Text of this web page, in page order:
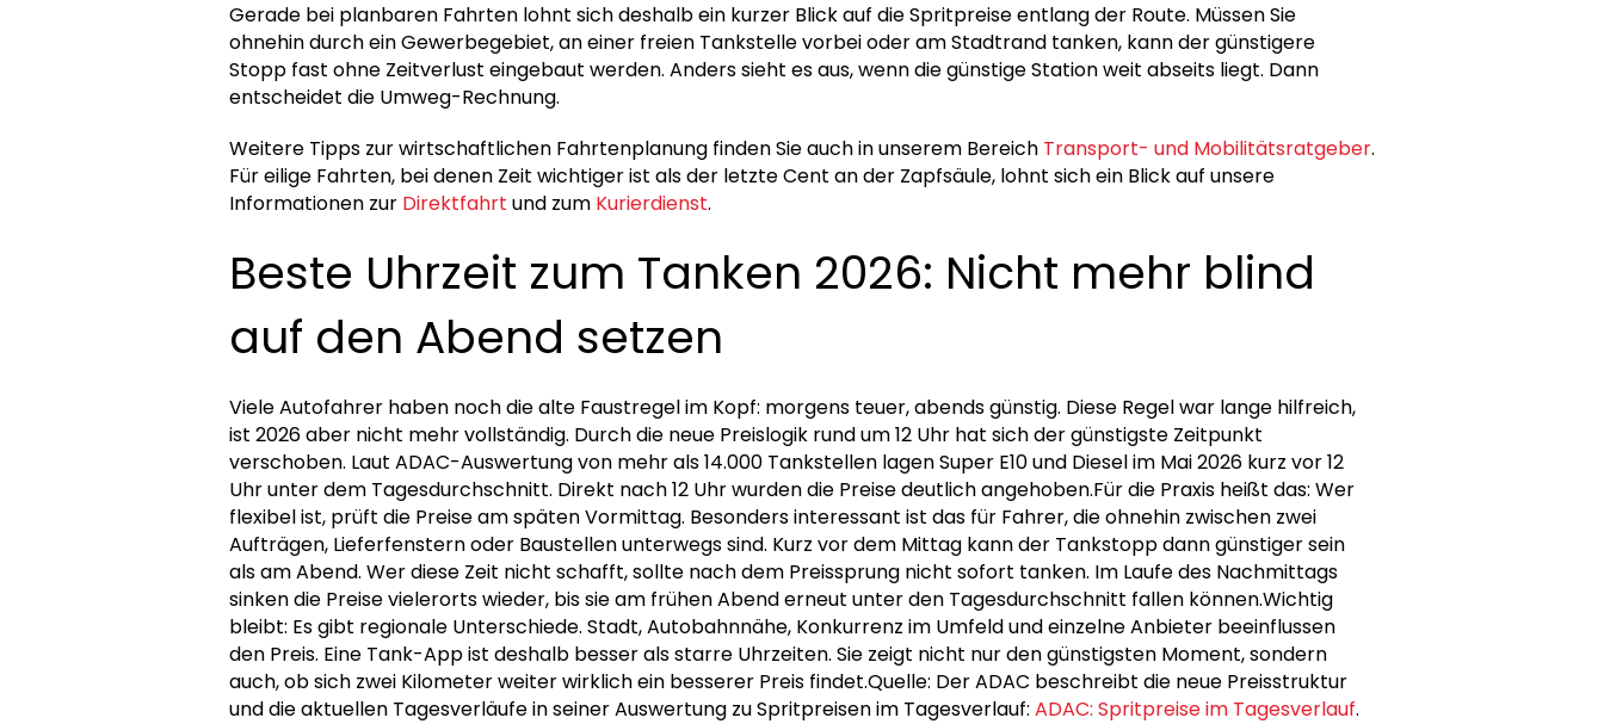
Gerade bei planbaren Fahrten lohnt sich deshalb ein kurzer Blick auf die Spritpreise entlang der Route. Müssen Sie
ohnehin durch ein Gewerbegebiet, an einer freien Tankstelle vorbei oder am Stadtrand tanken, kann der günstigere
Stopp fast ohne Zeitverlust eingebaut werden. Anders sieht es aus, wenn die günstige Station weit abseits liegt. Dann
entscheidet die Umweg-Rechnung.
Weitere Tipps zur wirtschaftlichen Fahrtenplanung finden Sie auch in unserem Bereich Transport- und Mobilitätsratgeber.
Für eilige Fahrten, bei denen Zeit wichtiger ist als der letzte Cent an der Zapfsäule, lohnt sich ein Blick auf unsere
Informationen zur Direktfahrt und zum Kurierdienst.
Beste Uhrzeit zum Tanken 2026: Nicht mehr blind
auf den Abend setzen
Viele Autofahrer haben noch die alte Faustregel im Kopf: morgens teuer, abends günstig. Diese Regel war lange hilfreich,
ist 2026 aber nicht mehr vollständig. Durch die neue Preislogik rund um 12 Uhr hat sich der günstigste Zeitpunkt
verschoben. Laut ADAC-Auswertung von mehr als 14.000 Tankstellen lagen Super E10 und Diesel im Mai 2026 kurz vor 12
Uhr unter dem Tagesdurchschnitt. Direkt nach 12 Uhr wurden die Preise deutlich angehoben.Für die Praxis heißt das: Wer
flexibel ist, prüft die Preise am späten Vormittag. Besonders interessant ist das für Fahrer, die ohnehin zwischen zwei
Aufträgen, Lieferfenstern oder Baustellen unterwegs sind. Kurz vor dem Mittag kann der Tankstopp dann günstiger sein
als am Abend. Wer diese Zeit nicht schafft, sollte nach dem Preissprung nicht sofort tanken. Im Laufe des Nachmittags
sinken die Preise vielerorts wieder, bis sie am frühen Abend erneut unter den Tagesdurchschnitt fallen können.Wichtig
bleibt: Es gibt regionale Unterschiede. Stadt, Autobahnnähe, Konkurrenz im Umfeld und einzelne Anbieter beeinflussen
den Preis. Eine Tank-App ist deshalb besser als starre Uhrzeiten. Sie zeigt nicht nur den günstigsten Moment, sondern
auch, ob sich zwei Kilometer weiter wirklich ein besserer Preis findet.Quelle: Der ADAC beschreibt die neue Preisstruktur
und die aktuellen Tagesverläufe in seiner Auswertung zu Spritpreisen im Tagesverlauf: ADAC: Spritpreise im Tagesverlauf.